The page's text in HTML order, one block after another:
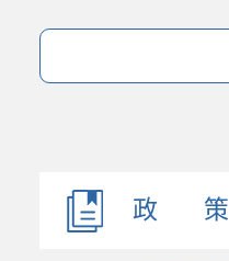
政 策
人事信息